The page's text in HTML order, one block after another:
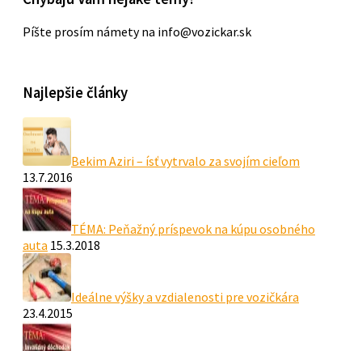
Píšte prosím námety na info@vozickar.sk
Najlepšie články
Bekim Aziri – ísť vytrvalo za svojím cieľom
13.7.2016
TÉMA: Peňažný príspevok na kúpu osobného
auta 15.3.2018
Ideálne výšky a vzdialenosti pre vozičkára
23.4.2015